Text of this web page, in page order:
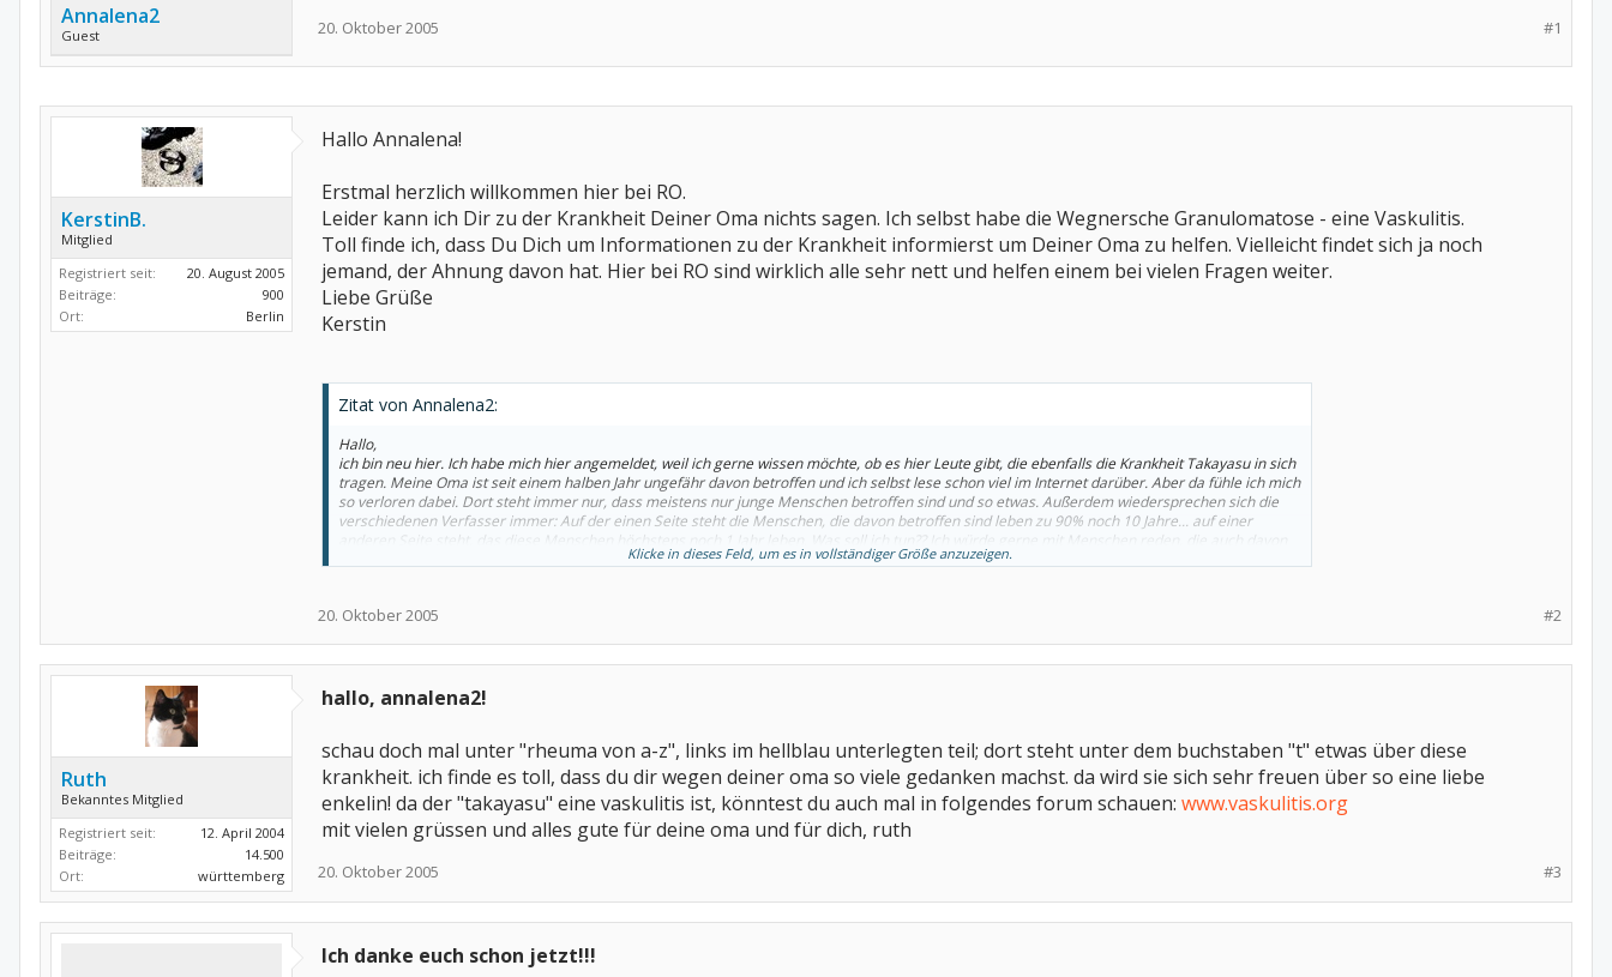
Annalena2
Guest #1
20. Oktober 2005
KerstinB.
Mitglied
Registriert seit:
20. August 2005
Beiträge:
900
Ort:
Berlin
Hallo Annalena!
Erstmal herzlich willkommen hier bei RO.
Leider kann ich Dir zu der Krankheit Deiner Oma nichts sagen. Ich selbst habe die Wegnersche Granulomatose - eine Vaskulitis.
Toll finde ich, dass Du Dich um Informationen zu der Krankheit informierst um Deiner Oma zu helfen. Vielleicht findet sich ja noch
jemand, der Ahnung davon hat. Hier bei RO sind wirklich alle sehr nett und helfen einem bei vielen Fragen weiter.
Liebe Grüße
Kerstin
Zitat von Annalena2:
Hallo,
ich bin neu hier. Ich habe mich hier angemeldet, weil ich gerne wissen möchte, ob es hier Leute gibt, die ebenfalls die Krankheit Takayasu in sich
tragen. Meine Oma ist seit einem halben Jahr ungefähr davon betroffen und ich selbst lese schon viel im Internet darüber. Aber da fühle ich mich
so verloren dabei. Dort steht immer nur, dass meistens nur junge Menschen betroffen sind und so etwas. Außerdem wiedersprechen sich die
verschiedenen Verfasser immer: Auf der einen Seite steht die Menschen, die davon betroffen sind leben zu 90% noch 10 Jahre... auf einer
anderen Seite steht, das diese Menschen höchstens noch 1 Jahr leben. Was soll ich tun?? Ich würde gerne mit Menschen reden, die auch davon
betroffen sind.. ich weiß nicht, was ich sonst noch für meine Oma tun soll. Ich kann einfach nicht damit leben, dass ich ihr nicht helfen kann und
Klicke in dieses Feld, um es in vollständiger Größe anzuzeigen.
#2
20. Oktober 2005
Ruth
Bekanntes Mitglied
Registriert seit:
12. April 2004
Beiträge:
14.500
Ort:
württemberg
hallo, annalena2!
schau doch mal unter "rheuma von a-z", links im hellblau unterlegten teil; dort steht unter dem buchstaben "t" etwas über diese
krankheit. ich finde es toll, dass du dir wegen deiner oma so viele gedanken machst. da wird sie sich sehr freuen über so eine liebe
enkelin! da der "takayasu" eine vaskulitis ist, könntest du auch mal in folgendes forum schauen: www.vaskulitis.org
mit vielen grüssen und alles gute für deine oma und für dich, ruth
#3
20. Oktober 2005
Ich danke euch schon jetzt!!!